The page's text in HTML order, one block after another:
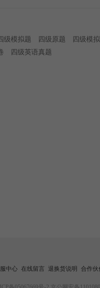
级模拟题 四级原题
四级模
四级英语真题
中心 在线留言 退换货说明 合作伙